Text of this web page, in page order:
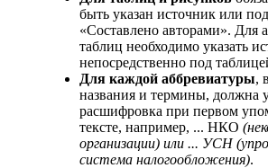
быть указан источник или
«Составлено авторами». Для
таблиц необходимо указать
непосредственно под
Для каждой аббревиатуры,
названия и термины, должна
расшифровка при первом
тексте, например, ... НКО
организации) или ... УСН
система налогообложения).